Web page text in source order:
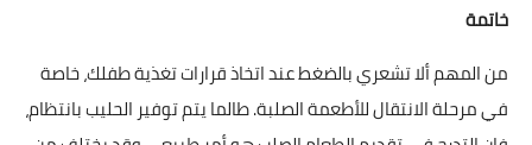
خاتمة
من المهم ألا تشعري بالضغط عند اتخاذ قرارات تغذية طفلك، خاصة
في مرحلة الانتقال للأطعمة الصلبة. طالما يتم توفير الحليب بانتظام،